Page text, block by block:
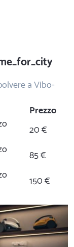
a Vibo-
Prezzo
20 €
85 €
150 €